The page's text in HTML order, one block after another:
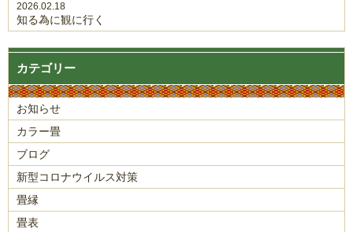
2026.02.18
知る為に観に行く
カテゴリー
お知らせ
カラー畳
ブログ
新型コロナウイルス対策
畳縁
畳表